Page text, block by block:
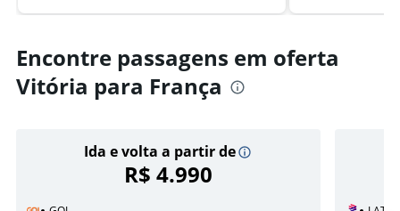
Encontre passagens em oferta
Vitória para França
Ida e volta a partir de
R$ 4.990